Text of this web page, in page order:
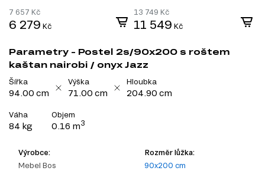
7 657 Kč
6 279 Kč
13 749 Kč
11 549 Kč
Parametry - Postel 2s/90x200 s roštem
kaštan nairobi / onyx Jazz
Šířka
94.00 cm
Výška
71.00 cm
Hloubka
204.90 cm
Váha
84 kg
Objem
0.16 m3
Výrobce:
Mebel Bos
Rozměr lůžka:
90x200 cm